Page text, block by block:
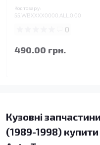
Код товару:
55.WBXXXX0000.ALL.0.00
0
490.00 грн.
Кузовні
(1989-1998)